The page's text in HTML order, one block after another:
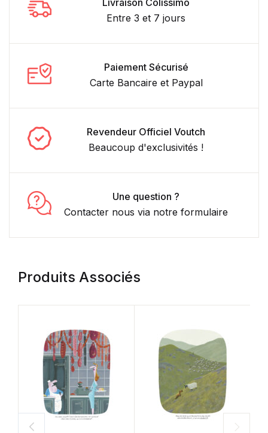
Livraison Colissimo
Entre 3 et 7 jours
Paiement Sécurisé
Carte Bancaire et Paypal
Revendeur Officiel Voutch
Beaucoup d'exclusivités !
Une question ?
Contacter nous via notre formulaire
Produits Associés